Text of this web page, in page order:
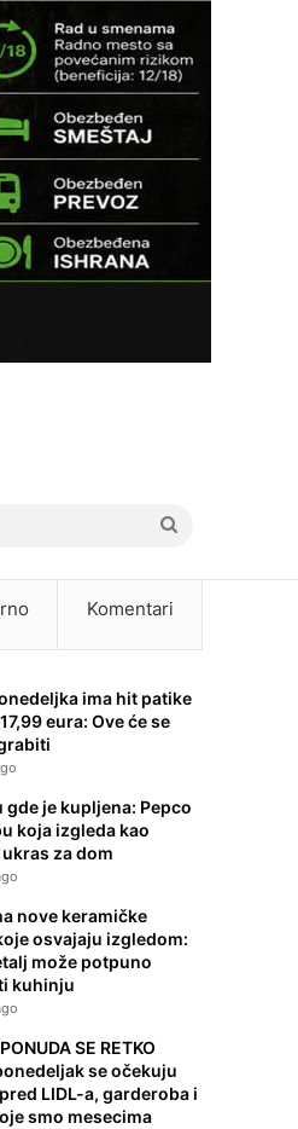
Komentari
ima hit patike
eura: Ove će se
gde je kupljena: Pepco
koja izgleda kao
za dom
nove keramičke
osvajaju izgledom:
može potpuno
kuhinju
SE RETKO
se očekuju
LIDL-a, garderoba i
smo mesecima